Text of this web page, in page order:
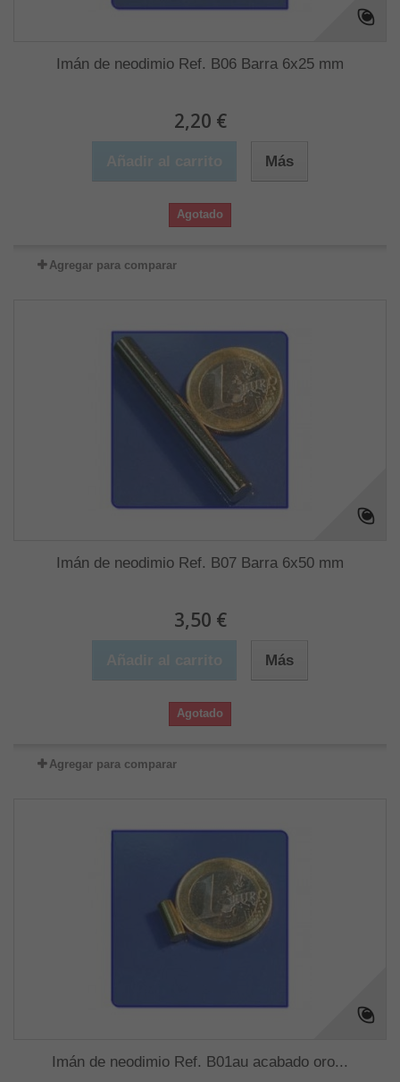
Imán de neodimio Ref. B06 Barra 6x25 mm
2,20 €
Más
Agotado
Agregar para comparar
Imán de neodimio Ref. B07 Barra 6x50 mm
3,50 €
Más
Agotado
Agregar para comparar
Imán de neodimio Ref. B01au acabado oro...